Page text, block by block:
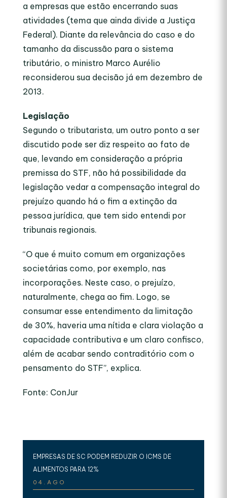
a empresas que estão encerrando suas
atividades (tema que ainda divide a Justiça
Federal). Diante da relevância do caso e do
tamanho da discussão para o sistema
tributário, o ministro Marco Aurélio
reconsiderou sua decisão já em dezembro de
2013.
Legislação
Segundo o tributarista, um outro ponto a ser
discutido pode ser diz respeito ao fato de
que, levando em consideração a própria
premissa do STF, não há possibilidade da
legislação vedar a compensação integral do
prejuízo quando há o fim a extinção da
pessoa jurídica, que tem sido entendi por
tribunais regionais.
“O que é muito comum em organizações
societárias como, por exemplo, nas
incorporações. Neste caso, o prejuízo,
naturalmente, chega ao fim. Logo, se
consumar esse entendimento da limitação
de 30%, haveria uma nítida e clara violação a
capacidade contributiva e um claro confisco,
além de acabar sendo contraditório com o
pensamento do STF”, explica.
Fonte: ConJur
EMPRESAS DE SC PODEM REDUZIR O ICMS DE
ALIMENTOS PARA 12%
04.AGO